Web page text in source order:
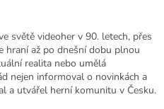
světě videoher v 90. letech, přes
hraní až po dnešní dobu plnou
realita nebo umělá
nejen informoval o novinkách a
a utvářel herní komunitu v Česku.